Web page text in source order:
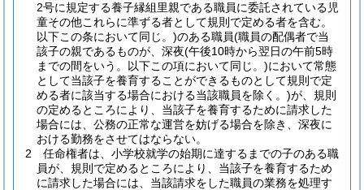
2号に規定する養子縁組里親である職員に委託されている児
童その他これらに準ずる者として規則で定める者を含む。
以下この条において同じ。)のある職員(職員の配偶者で当
該子の親であるものが、深夜(午後10時から翌日の午前5時
までの間をいう。以下この項において同じ。)において常態
として当該子を養育することができるものとして規則で定
める者に該当する場合における当該職員を除く。)が、規則
の定めるところにより、当該子を養育するために請求した
場合には、公務の正常な運営を妨げる場合を除き、深夜に
おける勤務をさせてはならない。
2
任命権者は、小学校就学の始期に達するまでの子のある職
員が、規則で定めるところにより、当該子を養育するため
に請求した場合には、当該請求をした職員の業務を処理す